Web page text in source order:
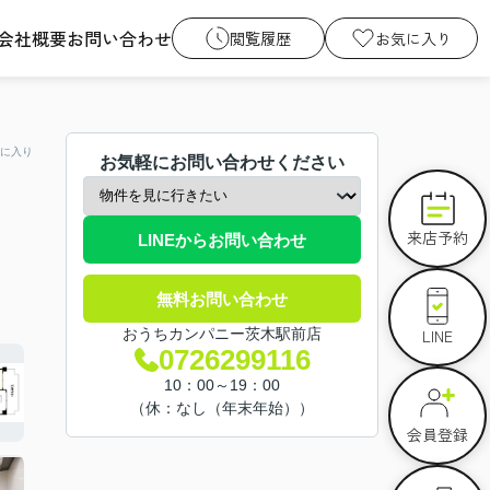
社概要お問い合わせ 閲覧履歴 お気に入り
入り
お気軽にお問い合わせください
LINEからお問い合わせ
無料お問い合わせ
おうちカンパニー茨木駅前店
0726299116
10：00～19：00
（休：なし（年末年始））
来店予約
LINE
会員登録